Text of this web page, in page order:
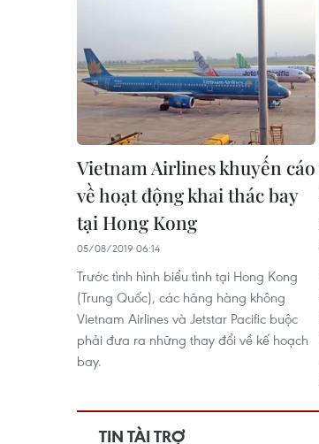
Vietnam Airlines khuyến cáo
về hoạt động khai thác bay
tại Hong Kong
05/08/2019 06:14
Trước tình hình biểu tình tại Hong Kong
(Trung Quốc), các hãng hàng không
Vietnam Airlines và Jetstar Pacific buộc
phải đưa ra những thay đổi về kế hoạch
bay.